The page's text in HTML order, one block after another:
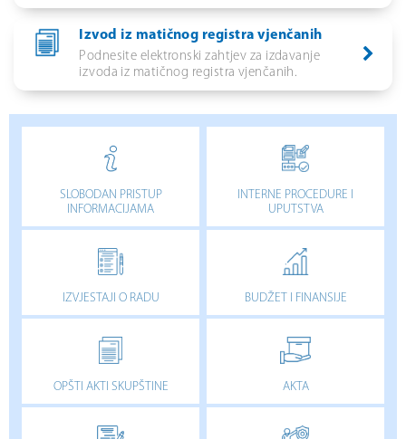
Izvod iz matičnog registra vjenčanih
Podnesite elektronski zahtjev za izdavanje
izvoda iz matičnog registra vjenčanih.
SLOBODAN PRISTUP
INFORMACIJAMA
INTERNE PROCEDURE I
UPUTSTVA
IZVJESTAJI O RADU BUDŽET I FINANSIJE
OPŠTI AKTI SKUPŠTINE AKTA